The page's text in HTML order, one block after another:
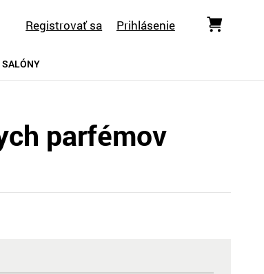
Registrovať sa Prihlásenie
SALÓNY
parfémov